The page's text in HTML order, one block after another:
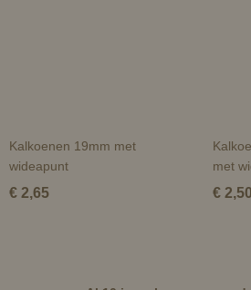
Kalkoenen 19mm met
wideapunt
€ 2,65
met
€ 2,50